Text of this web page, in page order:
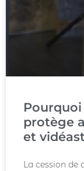
protège
et
La cession de